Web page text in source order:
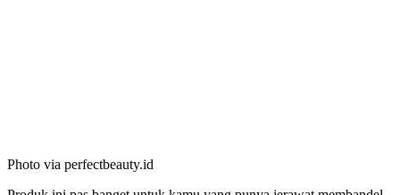
Photo via perfectbeauty.id